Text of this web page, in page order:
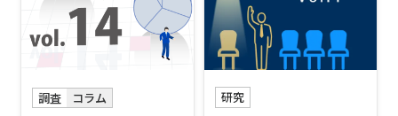
調査 コラム 研究